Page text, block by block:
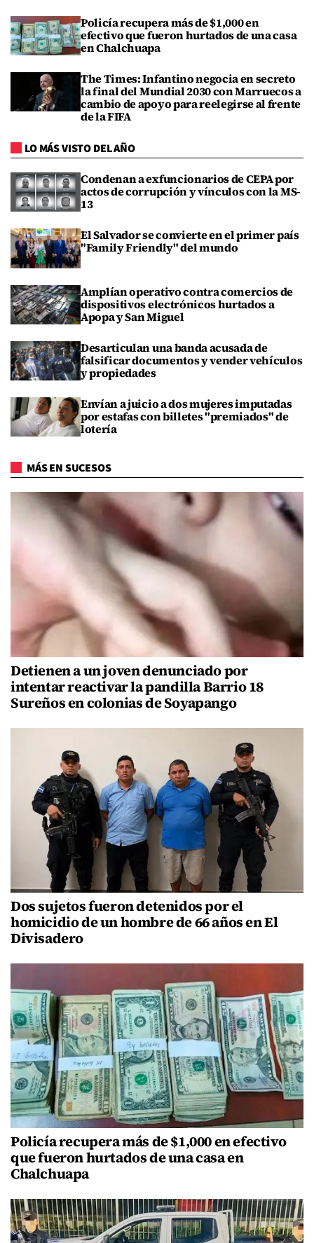
Policía recupera más de $1,000 en
efectivo que fueron hurtados de una casa
en Chalchuapa
The Times: Infantino negocia en secreto
la final del Mundial 2030 con Marruecos a
cambio de apoyo para reelegirse al frente
de la FIFA
LO MÁS VISTO DEL AÑO
Condenan a exfuncionarios de CEPA por
actos de corrupción y vínculos con la MS-
13
El Salvador se convierte en el primer país
"Family Friendly" del mundo
Amplían operativo contra comercios de
dispositivos electrónicos hurtados a
Apopa y San Miguel
Desarticulan una banda acusada de
falsificar documentos y vender vehículos
y propiedades
Envían a juicio a dos mujeres imputadas
por estafas con billetes "premiados" de
lotería
MÁS EN SUCESOS
Detienen a un joven denunciado por
intentar reactivar la pandilla Barrio 18
Sureños en colonias de Soyapango
Dos sujetos fueron detenidos por el
homicidio de un hombre de 66 años en El
Divisadero
Policía recupera más de $1,000 en efectivo
que fueron hurtados de una casa en
Chalchuapa